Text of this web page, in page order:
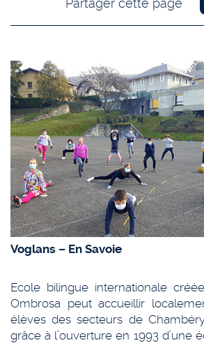
Partager cette page
Voglans – En Savoie
Ecole bilingue internationale
Ombrosa peut accueillir
élèves des secteurs de
grâce à l’ouverture en 1993 d’une